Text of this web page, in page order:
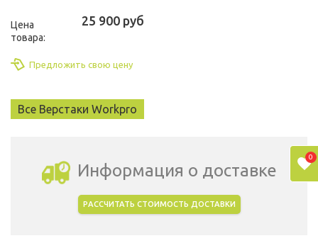
Цена
товара:
25 900 руб
Предложить свою цену
Все Верстаки Workpro
Информация о доставке
РАССЧИТАТЬ СТОИМОСТЬ ДОСТАВКИ
0